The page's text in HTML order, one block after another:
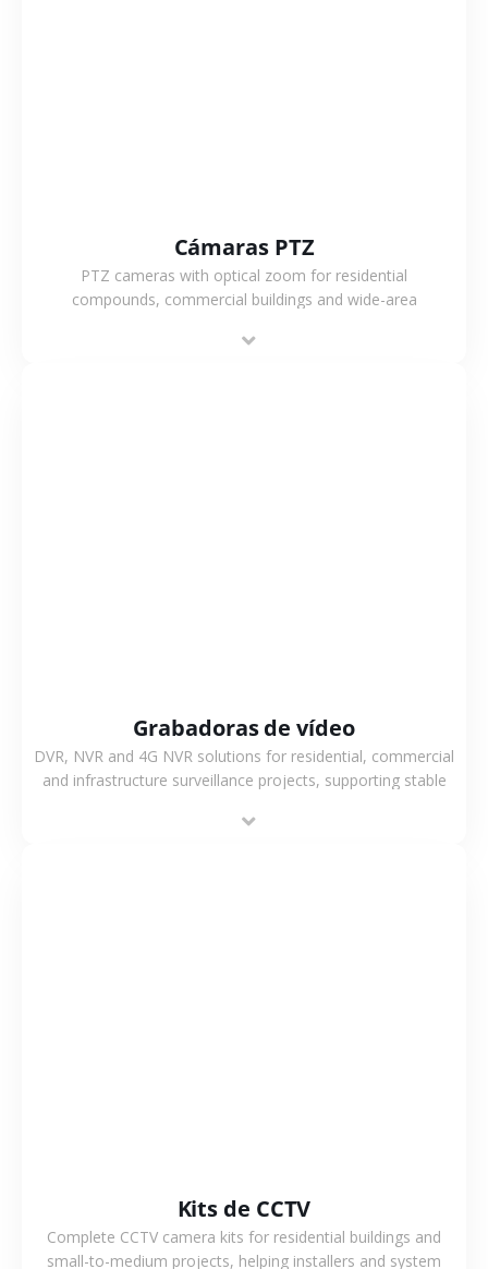
Cámaras PTZ
PTZ cameras with optical zoom for residential
compounds, commercial buildings and wide-area
flexible coverage.
Grabadoras de vídeo
DVR, NVR and 4G NVR solutions for residential, commercial
and infrastructure surveillance projects, supporting stable
Kits de CCTV
Complete CCTV camera kits for residential buildings and
small-to-medium projects, helping installers and system